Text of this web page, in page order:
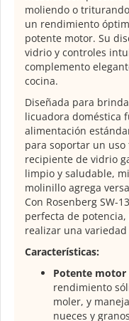
moliendo o
un rendimiento
potente motor. Su
vidrio y controles
complemento
cocina.
Diseñada para
licuadora doméstica
alimentación
para soportar un
recipiente de vidrio
limpio y saludable,
molinillo agrega
Con Rosenberg SW-1
perfecta de
realizar una
Características:
Potente motor
rendimiento
moler, y
nueces y